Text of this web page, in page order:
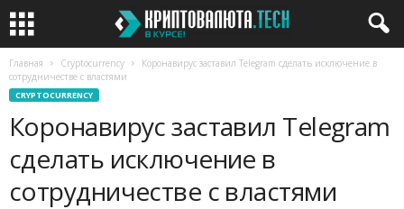
Главная Cryptocurrency
Коронавирус заставил Telegram сделать исключение в
сотрудничестве с властями
CRYPTOCURRENCY
Коронавирус заставил Telegram
сделать исключение в
сотрудничестве с властями